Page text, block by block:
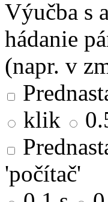
Výučba s
hádanie
(napr. v
klik
'počítač'